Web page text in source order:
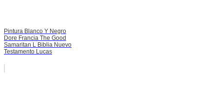
Pintura Blanco Y Negro
Dore Francia The Good
Samaritan L Biblia Nuevo
Testamento Lucas